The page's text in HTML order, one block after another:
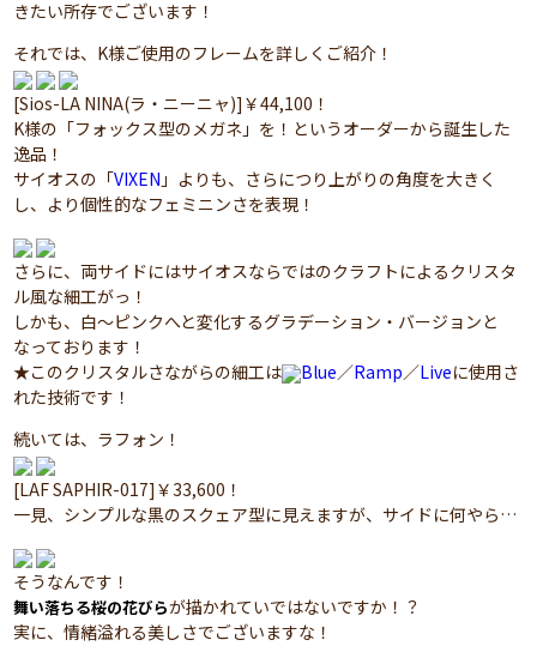
きたい所存でございます！
それでは、K様ご使用のフレームを詳しくご紹介！
[Sios-LA NINA(ラ・ニーニャ)]￥44,100！
K様の「フォックス型のメガネ」を！というオーダーから誕生した
逸品！
サイオスの「VIXEN 」よりも、さらにつり上がりの角度を大きく
し、より個性的なフェミニンさを表現！
さらに、両サイドにはサイオスならではのクラフトによるクリスタ
ル風な細工がっ！
しかも、白～ピンクへと変化するグラデーション・バージョンと
なっております！
★このクリスタルさながらの細工は
Blue／Ramp／Liveに使用さ
れた技術です！
続いては、ラフォン！
[LAF SAPHIR-017]￥33,600！
一見、シンプルな黒のスクェア型に見えますが、サイドに何やら…
そうなんです！
舞い落ちる桜の花びらが描かれていではないですか！？
実に、情緒溢れる美しさでございますな！